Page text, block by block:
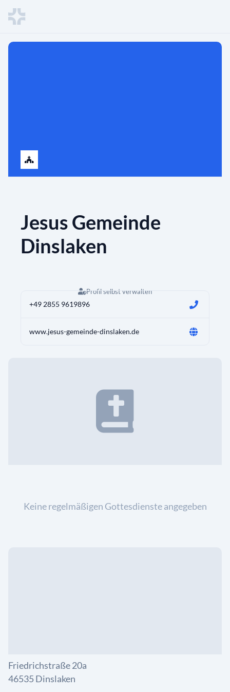
Jesus Gemeinde
Dinslaken
Profil selbst verwalten
+49 2855 9619896
www.jesus-gemeinde-dinslaken.de
Keine regelmäßigen Gottesdienste angegeben
Friedrichstraße 20a
46535 Dinslaken